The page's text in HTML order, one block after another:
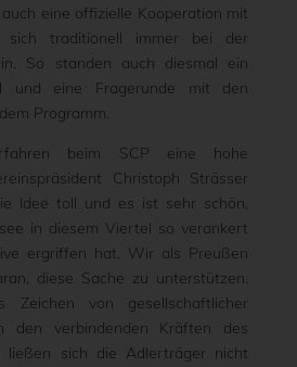
eine offizielle Kooperation mit
traditionell immer bei der
So standen auch diesmal ein
und eine Fragerunde mit den
Programm.
beim SCP eine hohe
Christoph Strässer
Idee toll und es ist sehr schön,
in diesem Viertel so verankert
ergriffen hat. Wir als Preußen
diese Sache zu unterstützen.
von gesellschaftlicher
den verbindenden Kräften des
ließen sich die Adlerträger nicht